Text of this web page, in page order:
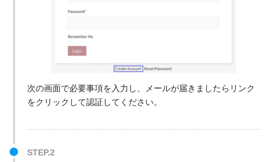
次の画面で必要事項を入力し、メールが届きましたらリンク
をクリックして認証してください。